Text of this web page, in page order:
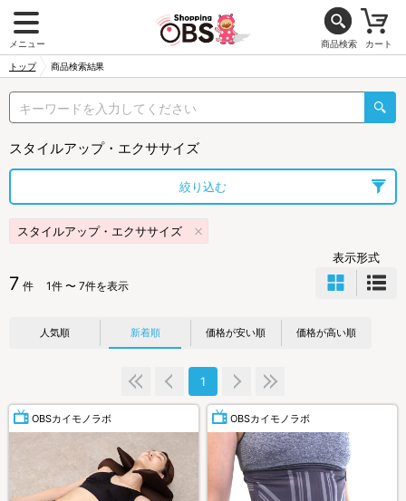
メニュー 商品検索 カート
トップ 商品検索結果
スタイルアップ・エクササイズ
絞り込む
スタイルアップ・エクササイズ
7 件 1件 〜 7件を表示
表示形式
人気順 新着順 価格が安い順 価格が高い順
1
OBSカイモノラボ OBSカイモノラボ